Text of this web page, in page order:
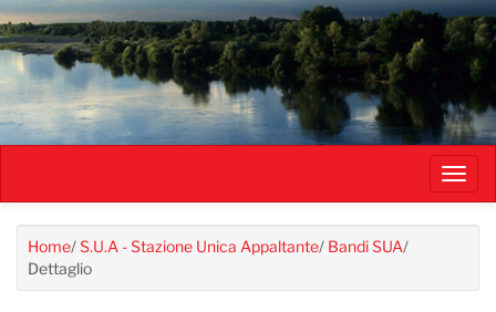
Salta
al
contenuto
principale
Home/S.U.A - Stazione Unica Appaltante/ Bandi SUA/
Dettaglio